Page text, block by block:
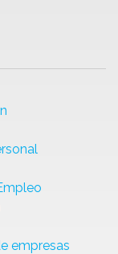
empresas